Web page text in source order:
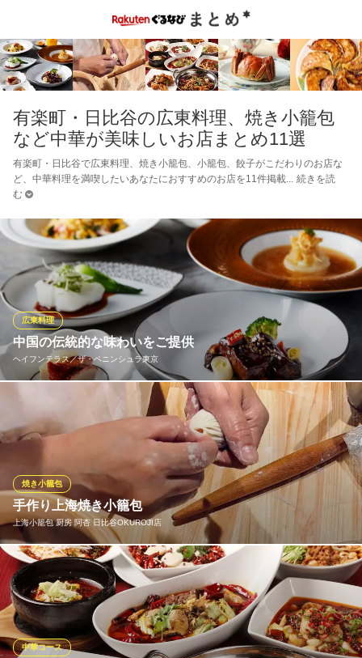
有楽町・日比谷の広東料理、焼き小籠包
など中華が美味しいお店まとめ11選
有楽町・日比谷で広東料理、焼き小籠包、小籠包、餃子がこだわりのお店な
ど、中華料理を満喫したいあなたにおすすめのお店を11件掲載
続きを読
む
中国の伝統的な味わいをご提供
ヘイフンテラス／ザ・ペニンシュラ東京
広東料理
当店がご提供するのは古来より受け継がれてきた伝統的な手法に
よる広東料理。日本の四季折々の食材をふんだんに盛り込み、素
材の良さを生かしたシンプルな味付けでご提供いたします。
ヘイフンテラス／ザ・ペニンシュラ東京
日本の食材の広東料理
地下鉄日比谷線日比谷駅 徒歩1分
東京都千代田区有楽町1-8-1 ザ・ペニンシュラ東京2F
手作り上海焼き小籠包
上海小籠包 厨房 阿杏 日比谷OKUROJI店
焼き小籠包
【こだわりの焼き小籠包】注文を受けてから皮を作りじっくり焼
きますので、焼立て・もっちり・あつあつジューシー！一口噛む
と、中からたっぷりの肉汁が溢れ出ます。皮がもちもちで底がこ
んがり、食べごたえあり♪
中華コース